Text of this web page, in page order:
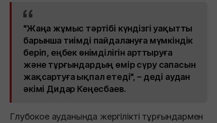
"Жаңа жұмыс тәртібі күндізгі уақытты
барынша тиімді пайдалануға мүмкіндік
беріп, еңбек өнімділігін арттыруға
және тұрғындардың өмір сүру сапасын
жақсартуға ықпал етеді", – деді аудан
әкімі Дидар Кеңесбаев.
Глубокое ауданында жергілікті тұрғындармен